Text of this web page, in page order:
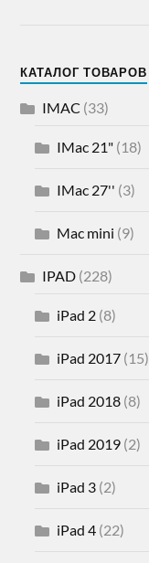
КАТАЛОГ ТОВАРОВ
IMAC (33)
IMac 21" (18)
IMac 27'' (3)
Mac mini (9)
IPAD (228)
iPad 2 (8)
iPad 2017 (15)
iPad 2018 (8)
iPad 2019 (2)
iPad 3 (2)
iPad 4 (22)